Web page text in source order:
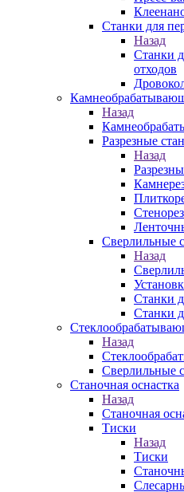
Станки для
Назад
Станки
отходов
Назад
Разрезные
Назад
Сверлильные
Назад
Станки
Станки
Назад
Сверлильные
Станочная оснастка
Назад
Станочная
Тиски
Назад
Тиски